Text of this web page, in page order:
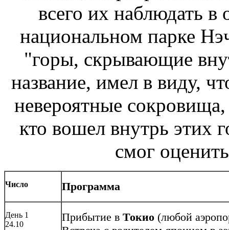
всего их наблюдать
национальном парке
"горы, скрывающие
название, имел в виду,
невероятные
кто вошел внутрь этих
смог
Число Программа
День 1
24.10
Прибытие в Токио (любой